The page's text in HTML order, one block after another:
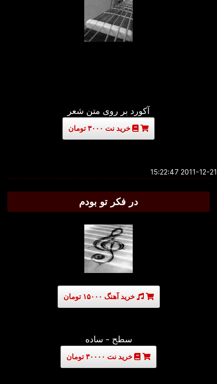
آکورد بر روی متن شعر
خرید نت ۳۰۰۰ تومان
2011-12-21
در فکر تو بودم
خرید آهنگ ۱۵۰۰۰ تومان
سطح - ساده
خرید نت ۳۰۰۰۰ تومان